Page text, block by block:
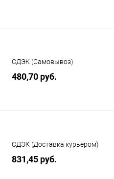
СДЭК (Самовывоз)
480,70 руб.
СДЭК (Доставка курьером)
831,45 руб.